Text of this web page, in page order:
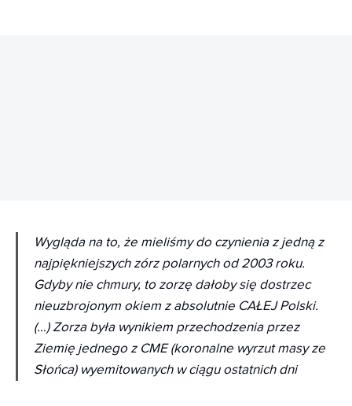
Wygląda na to, że mieliśmy do czynienia z jedną z
najpiękniejszych zórz polarnych od 2003 roku.
Gdyby nie chmury, to zorzę dałoby się dostrzec
nieuzbrojonym okiem z absolutnie CAŁEJ Polski.
(…) Zorza była wynikiem przechodzenia przez
Ziemię jednego z CME (koronalne wyrzut masy ze
Słońca) wyemitowanych w ciągu ostatnich dni